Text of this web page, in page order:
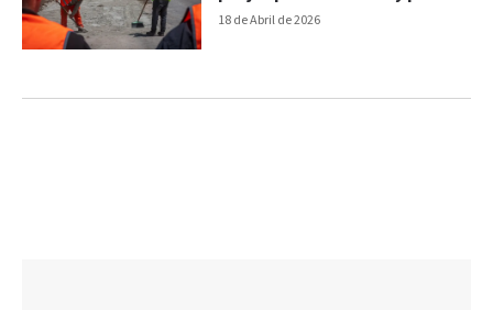
18 de Abril de 2026
gratuito para vecinos